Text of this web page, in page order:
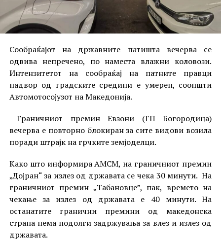
Сообраќајот на државните патишта вечерва се
одвива непречено, по наместа влажни коловози.
Интензитетот на сообраќај на патните правци
надвор од градските средини е умерен, соопшти
Автомотосојузот на Македонија.
Граничниот премин Евзони (ГП Богородица)
вечерва е повторно блокиран за сите видови возила
поради штрајк на грчките земјоделци.
Како што информира АМСМ, на граничниот премин
„Дојран“ за излез од државата се чека 30 минути. На
граничниот премин „Табановце”, пак, времето на
чекање за излез од државата е 40 минути. На
останатите гранични премини од македонска
страна нема подолги задржувања за влез и излез од
државата.